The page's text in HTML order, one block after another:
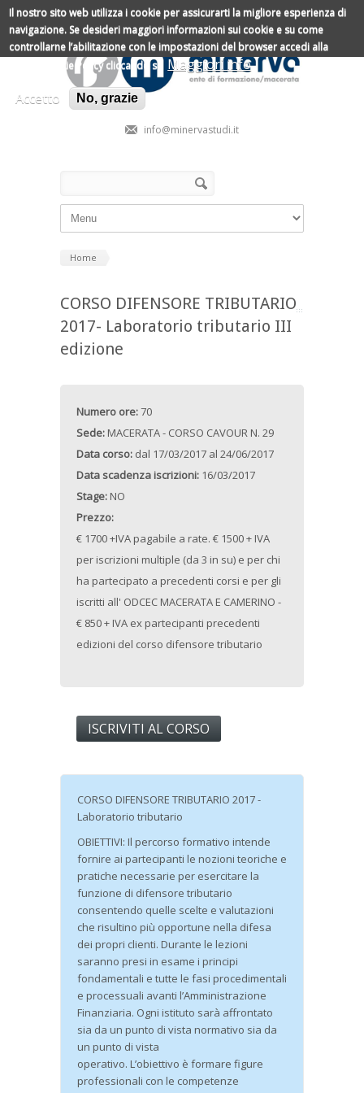
Il nostro sito web utilizza i cookie per assicurarti la migliore esperienza di
navigazione. Se desideri maggiori informazioni sui cookie e su come
controllarne l’abilitazione con le impostazioni del browser accedi alla
nostra Cookie Policy cliccando su
Maggiori info
Accetto
No, grazie
Salta al contenuto principale
info@minervastudi.it
Home
CORSO DIFENSORE TRIBUTARIO
2017- Laboratorio tributario III
edizione
Numero ore:70
Sede: MACERATA - CORSO CAVOUR N. 29
Data corso: dal 17/03/2017 al 24/06/2017
Data scadenza iscrizioni: 16/03/2017
Stage: NO
Prezzo:
€ 1700 +IVA pagabile a rate. € 1500 + IVA
per iscrizioni multiple (da 3 in su) e per chi
ha partecipato a precedenti corsi e per gli
iscritti all' ODCEC MACERATA E CAMERINO -
€ 850 + IVA ex partecipanti precedenti
edizioni del corso difensore tributario
ISCRIVITI AL CORSO
CORSO DIFENSORE TRIBUTARIO 2017 -
Laboratorio tributario
OBIETTIVI: Il percorso formativo intende
fornire ai partecipanti le nozioni teoriche e
pratiche necessarie per esercitare la
funzione di difensore tributario
consentendo quelle scelte e valutazioni
che risultino più opportune nella difesa
dei propri clienti. Durante le lezioni
saranno presi in esame i principi
fondamentali e tutte le fasi procedimentali
e processuali avanti l’Amministrazione
Finanziaria. Ogni istituto sarà affrontato
sia da un punto di vista normativo sia da
un punto di vista
operativo. L’obiettivo è formare figure
professionali con le competenze